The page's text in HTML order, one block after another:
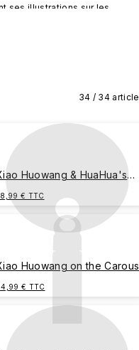
ses illustrations sur les
style distinctif mêle
34 / 34
Huowang & HuaHua's
Grand Entrance
€ TTC
Huowang on the
€ TTC